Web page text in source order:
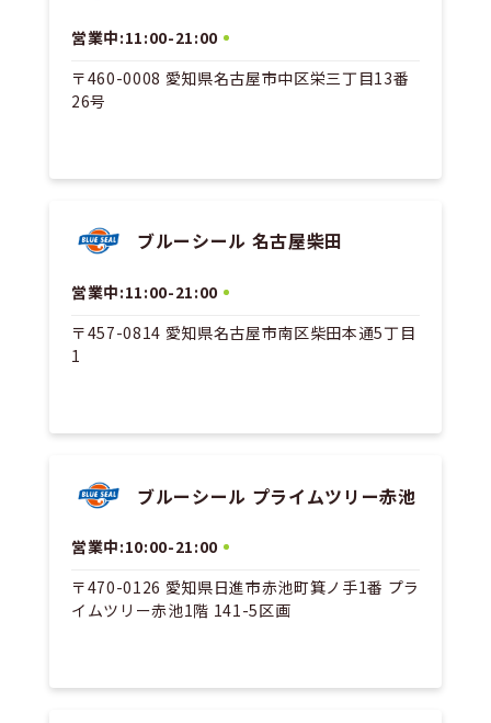
営業中:11:00-21:00
〒460-0008 愛知県名古屋市中区栄三丁目13番
26号
ブルーシール 名古屋柴田
営業中:11:00-21:00
〒457-0814 愛知県名古屋市南区柴田本通5丁目
1
ブルーシール プライムツリー赤池
営業中:10:00-21:00
〒470-0126 愛知県日進市赤池町箕ノ手1番 プラ
イムツリー赤池1階 141-5区画